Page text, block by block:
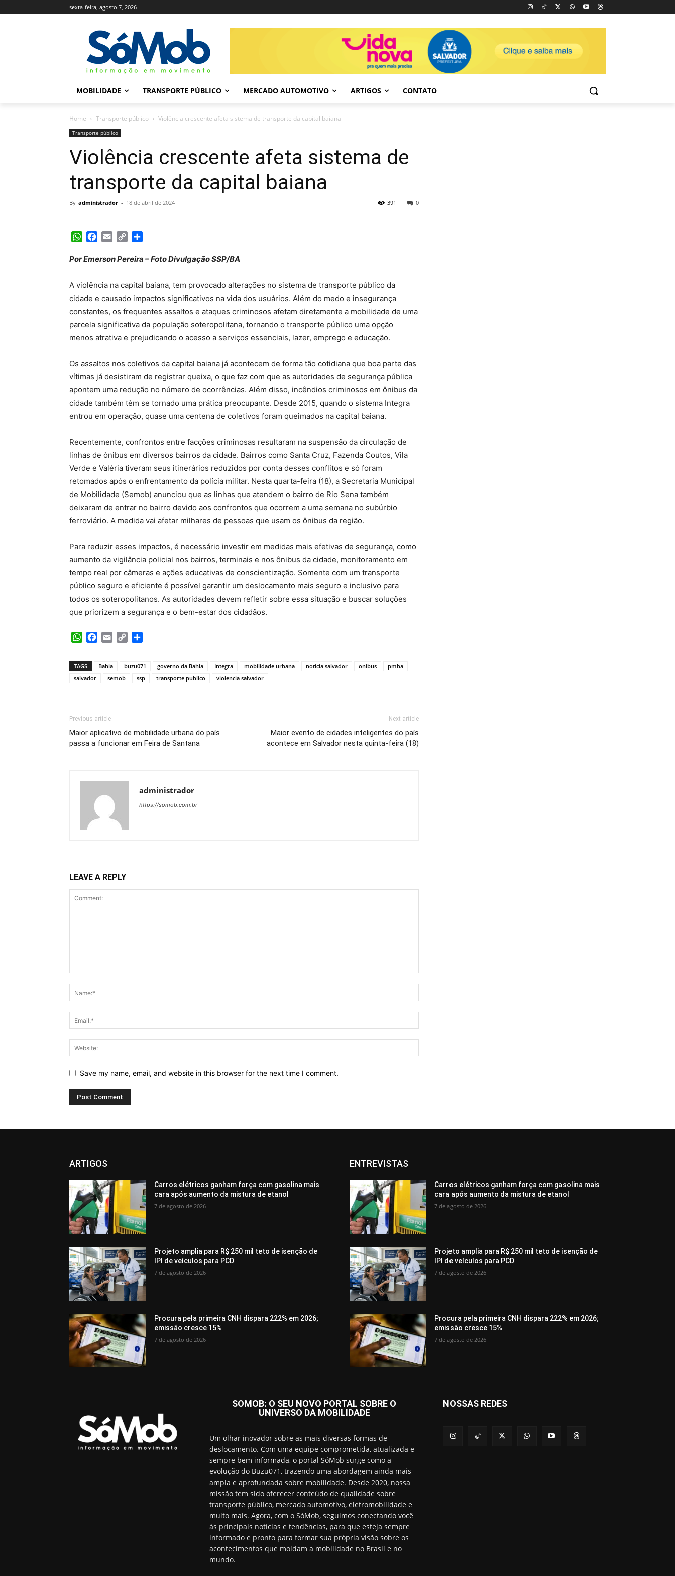
sexta-feira, agosto 7, 2026
MOBILIDADE TRANSPORTE PÚBLICO MERCADO AUTOMOTIVO ARTIGOS CONTATO
Home Transporte público Violência crescente afeta sistema de transporte da capital baiana
Transporte público
Violência crescente afeta sistema de
transporte da capital baiana
By administrador - 18 de abril de 2024 0
391
WhatsApp
Facebook
Email Copy
Por Emerson Pereira – Foto Divulgação SSP/BA
A violência na capital baiana, tem provocado alterações no sistema de transporte público da
cidade e causado impactos significativos na vida dos usuários. Além do medo e insegurança
constantes, os frequentes assaltos e ataques criminosos afetam diretamente a mobilidade de uma
parcela significativa da população soteropolitana, tornando o transporte público uma opção
menos atrativa e prejudicando o acesso a serviços essenciais, lazer, emprego e educação.
Os assaltos nos coletivos da capital baiana já acontecem de forma tão cotidiana que boa parte das
vítimas já desistiram de registrar queixa, o que faz com que as autoridades de segurança pública
apontem uma redução no número de ocorrências. Além disso, incêndios criminosos em ônibus da
cidade também têm se tornado uma prática preocupante. Desde 2015, quando o sistema Integra
entrou em operação, quase uma centena de coletivos foram queimados na capital baiana.
Recentemente, confrontos entre facções criminosas resultaram na suspensão da circulação de
linhas de ônibus em diversos bairros da cidade. Bairros como Santa Cruz, Fazenda Coutos, Vila
Verde e Valéria tiveram seus itinerários reduzidos por conta desses conflitos e só foram
retomados após o enfrentamento da polícia militar. Nesta quarta-feira (18), a Secretaria Municipal
de Mobilidade (Semob) anunciou que as linhas que atendem o bairro de Rio Sena também
deixaram de entrar no bairro devido aos confrontos que ocorrem a uma semana no subúrbio
ferroviário. A medida vai afetar milhares de pessoas que usam os ônibus da região.
Para reduzir esses impactos, é necessário investir em medidas mais efetivas de segurança, como
aumento da vigilância policial nos bairros, terminais e nos ônibus da cidade, monitoramento em
tempo real por câmeras e ações educativas de conscientização. Somente com um transporte
público seguro e eficiente é possível garantir um deslocamento mais seguro e inclusivo para
todos os soteropolitanos. As autoridades devem refletir sobre essa situação e buscar soluções
que priorizem a segurança e o bem-estar dos cidadãos.
WhatsApp
Facebook
Email Copy
TAGS Bahia buzu071 governo da Bahia Integra mobilidade urbana noticia salvador onibus
pmba
salvador
semob ssp transporte publico violencia salvador
Previous article
Maior aplicativo de mobilidade urbana do país
passa a funcionar em Feira de Santana
Next article
Maior evento de cidades inteligentes do país
acontece em Salvador nesta quinta-feira (18)
administrador
https://somob.com.br
LEAVE A REPLY
Save my name, email, and website in this browser for the next time I comment.
ARTIGOS
Carros elétricos ganham força com gasolina mais
cara após aumento da mistura de etanol
7 de agosto de 2026
Projeto amplia para R$ 250 mil teto de isenção de
IPI de veículos para PCD
7 de agosto de 2026
Procura pela primeira CNH dispara 222% em 2026;
emissão cresce 15%
7 de agosto de 2026
ENTREVISTAS
Carros elétricos ganham força com gasolina mais
cara após aumento da mistura de etanol
7 de agosto de 2026
Projeto amplia para R$ 250 mil teto de isenção de
IPI de veículos para PCD
7 de agosto de 2026
Procura pela primeira CNH dispara 222% em 2026;
emissão cresce 15%
7 de agosto de 2026
SOMOB: O SEU NOVO PORTAL SOBRE O
UNIVERSO DA MOBILIDADE
Um olhar inovador sobre as mais diversas formas de
deslocamento. Com uma equipe comprometida, atualizada e
sempre bem informada, o portal SóMob surge como a
evolução do Buzu071, trazendo uma abordagem ainda mais
ampla e aprofundada sobre mobilidade. Desde 2020, nossa
missão tem sido oferecer conteúdo de qualidade sobre
transporte público, mercado automotivo, eletromobilidade e
muito mais. Agora, com o SóMob, seguimos conectando você
às principais notícias e tendências, para que esteja sempre
informado e pronto para formar sua própria visão sobre os
acontecimentos que moldam a mobilidade no Brasil e no
mundo.
NOSSAS REDES